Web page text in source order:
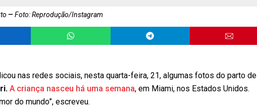
Foto: Reprodução/Instagram
nas redes sociais, nesta quarta-feira, 21, algumas fotos do parto de
A criança nasceu há uma semana, em Miami, nos Estados Unidos.
do mundo”, escreveu.